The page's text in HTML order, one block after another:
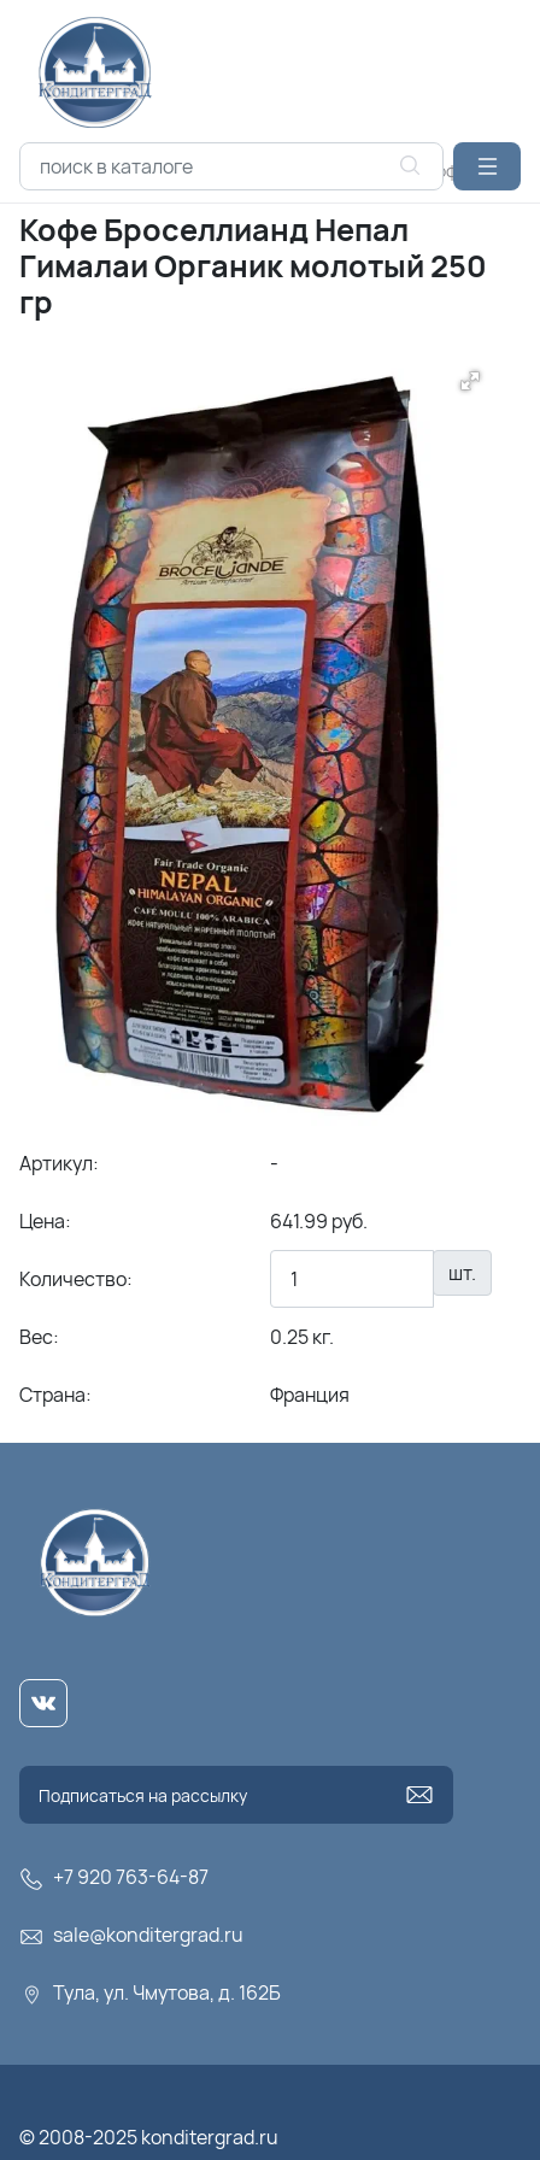
Каталог продукции Кофе
Кофе Броселлианд Непал
Гималаи Органик молотый 250
гр
Артикул: -
Цена: 641.99 руб.
Количество: шт.
Вес: 0.25 кг.
Страна: Франция
+7 920 763-64-87
sale@konditergrad.ru
Тула, ул. Чмутова, д. 162Б
© 2008-2025 konditergrad.ru